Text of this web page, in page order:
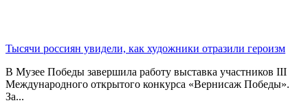
Тысячи россиян увидели, как художники отразили героизм
В Музее Победы завершила работу выставка участников III
Международного открытого конкурса «Вернисаж Победы».
За...